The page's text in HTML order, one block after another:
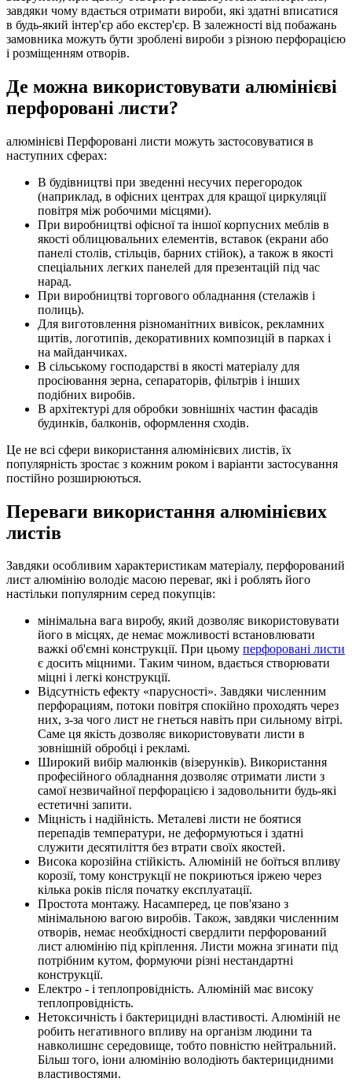
завдяки чому вдається отримати вироби, які здатні вписатися
в будь-який інтер'єр або екстер'єр. В залежності від побажань
замовника можуть бути зроблені вироби з різною перфорацією
і розміщенням отворів.
Де можна використовувати алюмінієві
перфоровані листи?
алюмінієві Перфоровані листи можуть застосовуватися в
наступних сферах:
В будівництві при зведенні несучих перегородок
(наприклад, в офісних центрах для кращої циркуляції
повітря між робочими місцями).
При виробництві офісної та іншої корпусних меблів в
якості облицювальних елементів, вставок (екрани або
панелі столів, стільців, барних стійок), а також в якості
спеціальних легких панелей для презентацій під час
нарад.
При виробництві торгового обладнання (стелажів і
полиць).
Для виготовлення різноманітних вивісок, рекламних
щитів, логотипів, декоративних композицій в парках і
на майданчиках.
В сільському господарстві в якості матеріалу для
просіювання зерна, сепараторів, фільтрів і інших
подібних виробів.
В архітектурі для обробки зовнішніх частин фасадів
будинків, балконів, оформлення сходів.
Це не всі сфери використання алюмінієвих листів, їх
популярність зростає з кожним роком і варіанти застосування
постійно розширюються.
Переваги використання алюмінієвих
листів
Завдяки особливим характеристикам матеріалу, перфорований
лист алюмінію володіє масою переваг, які і роблять його
настільки популярним серед покупців:
мінімальна вага виробу, який дозволяє використовувати
його в місцях, де немає можливості встановлювати
важкі об'ємні конструкції. При цьому перфоровані листи
є досить міцними. Таким чином, вдається створювати
міцні і легкі конструкції.
Відсутність ефекту «парусності». Завдяки численним
перфорациям, потоки повітря спокійно проходять через
них, з-за чого лист не гнеться навіть при сильному вітрі.
Саме ця якість дозволяє використовувати листи в
зовнішній обробці і рекламі.
Широкий вибір малюнків (візерунків). Використання
професійного обладнання дозволяє отримати листи з
самої незвичайної перфорацією і задовольнити будь-які
естетичні запити.
Міцність і надійність. Металеві листи не боятися
перепадів температури, не деформуються і здатні
служити десятиліття без втрати своїх якостей.
Висока корозійна стійкість. Алюміній не боїться впливу
корозії, тому конструкції не покриються іржею через
кілька років після початку експлуатації.
Простота монтажу. Насамперед, це пов'язано з
мінімальною вагою виробів. Також, завдяки численним
отворів, немає необхідності свердлити перфорований
лист алюмінію під кріплення. Листи можна згинати під
потрібним кутом, формуючи різні нестандартні
конструкції.
Електро - і теплопровідність. Алюміній має високу
теплопровідність.
Нетоксичність і бактерицидні властивості. Алюміній не
робить негативного впливу на організм людини та
навколишнє середовище, тобто повністю нейтральний.
Більш того, іони алюмінію володіють бактерицидними
властивостями.